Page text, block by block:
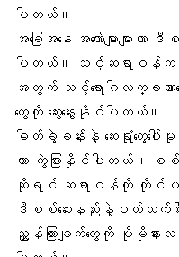
ပါတယ်။
အခြေအနေ အတော်များမျာ
ပါတယ်။ သင့်ဆရာဝန်က
အတွက် သင့်ရောဂါလက္ခဏာတွ
တွေကို ဆွေးနွေးနိုင်ပါတယ်။
ဓါတ်ခွဲခန်းနဲ့ ဆေးရုံတွေပေါ်မူ
ဟာ ကွဲပြားနိုင်ပါတယ်။
ဆိုရင် ဆရာဝန်ကို တိုင်ပင်
ဒီစစ်ဆေးနည်းနဲ့ပတ်သက်ပ
ညွှန်ကြားချက်တွေကို ပိုမို